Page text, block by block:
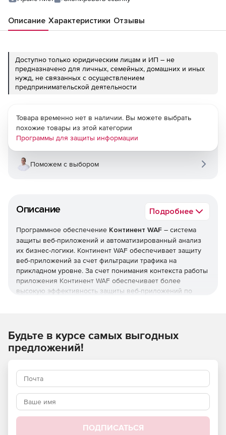
Описание Характеристики Отзывы
Доступно только юридическим лицам и ИП – не
предназначено для личных, семейных, домашних и иных
нужд, не связанных с осуществлением
предпринимательской деятельности
Описание Подробнее
Программное обеспечение Континент WAF – система
защиты веб-приложений и автоматизированный анализ
их бизнес-логики. Континент WAF обеспечивает защиту
веб-приложений за счет фильтрации трафика на
прикладном уровне. За счет понимания контекста работы
приложения Континент WAF обеспечивает более
высокую эффективность защиты веб-приложений по
Анализ трафика
Валидация протокола HTTP.
Синтаксический анализ запросов и ответов.
Товара временно нет в наличии. Вы можете выбрать
похожие товары из этой категории
Программы для защиты информации
Поможем с выбором
Будьте в курсе самых выгодных
предложений!
ПОДПИСАТЬСЯ